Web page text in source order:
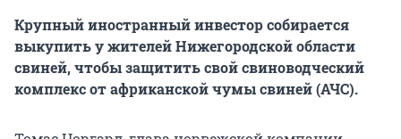
Крупный иностранный инвестор собирается
выкупить у жителей Нижегородской области
свиней, чтобы защитить свой свиноводческий
комплекс от африканской чумы свиней (АЧС).